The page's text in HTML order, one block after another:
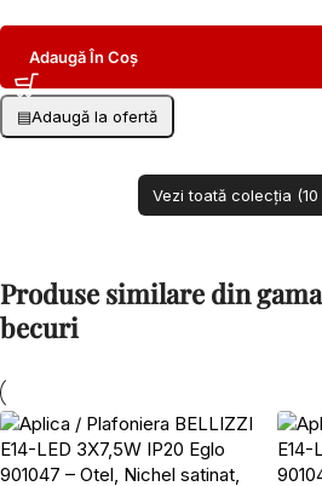
Adaugă În Coș
▤Adaugă la ofertă
Vezi toată colecția
Produse similare din
becuri